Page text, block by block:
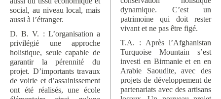
social, au niveau local, mais
aussi à l’étranger.
D. B. V. : L’organisation a
privilégié une approche
holistique, seule capable de
garantir la pérennité du
projet. D’importants travaux
de voirie et d’assainissement
ont été réalisés, une école
dynamique. C’est un
patrimoine qui doit rester
vivant et ne pas être figé.
T.A. : Après l’Afghanistan
Turquoise Mountain s’est
investi en Birmanie et en en
Arabie Saoudite, avec des
projets de développement de
partenariats avec des artisans